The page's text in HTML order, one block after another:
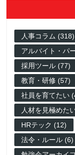
人事コラム (318)
アルバイト・パ
採用ツール (77)
教育・研修 (57)
社員を育てたい
人材を見極めた
HRテック (12)
法令・ルール (6)